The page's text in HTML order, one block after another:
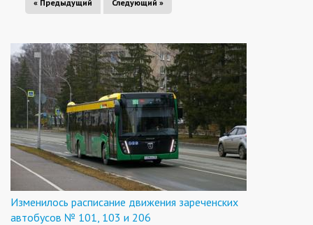
« Предыдущий Следующий »
Изменилось расписание движения зареченских
автобусов № 101, 103 и 206